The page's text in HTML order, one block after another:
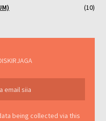
(10)
being collected via this